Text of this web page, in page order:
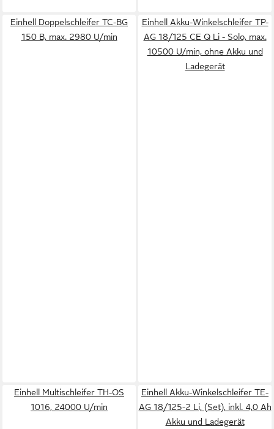
Einhell Doppelschleifer TC-BG
150 B, max. 2980 U/min
Einhell Akku-Winkelschleifer TP-
AG 18/125 CE Q Li - Solo, max.
10500 U/min, ohne Akku und
Ladegerät
Einhell Multischleifer TH-OS
1016, 24000 U/min
Einhell Akku-Winkelschleifer TE-
AG 18/125-2 Li, (Set), inkl. 4,0 Ah
Akku und Ladegerät